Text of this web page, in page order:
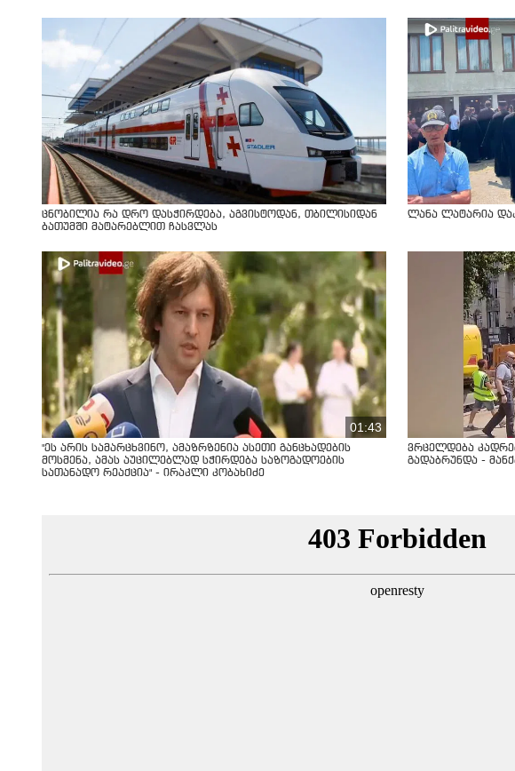
ცნობილია რა დრო დასჭირდება, აგვისტოდან, თბილისიდან
ბათუმში მატარებლით ჩასვლას
ლანა ლატარია
01:43
"ეს არის სამარცხვინო, ამაზრზენია ასეთი განცხადების
მოსმენა, ამას აუცილებლად სჭირდება საზოგადოების
სათანადო რეაქცია" - ირაკლი კობახიძე
ვრცელდება
გადაბრუნდა -